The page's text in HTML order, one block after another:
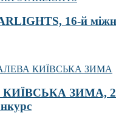
16-й
ЗИМА,